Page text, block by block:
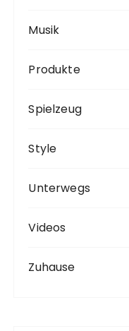
Musik
Produkte
Spielzeug
Style
Unterwegs
Videos
Zuhause